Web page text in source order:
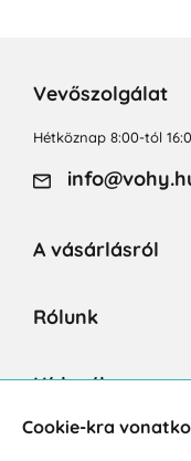
Vevőszolgálat
Hétköznap 8:00-tól
A vásárlásról
Rólunk
Hírlevél
Cookie-kra